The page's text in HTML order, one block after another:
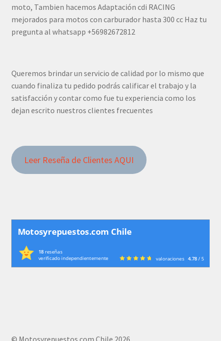
moto, Tambien hacemos Adaptación cdi RACING
mejorados para motos con carburador hasta 300 cc Haz tu
pregunta al whatsapp +56982672812
Queremos brindar un servicio de calidad por lo mismo que
cuando finaliza tu pedido podrás calificar el trabajo y la
satisfacción y contar como fue tu experiencia como los
dejan escrito nuestros clientes frecuentes
Leer Reseña de Clientes AQUI
Motosyrepuestos.com Chile
18reseñas
verificado independientemente valoraciones 4.78/ 5
© Motosyrepuestos.com Chile 2026